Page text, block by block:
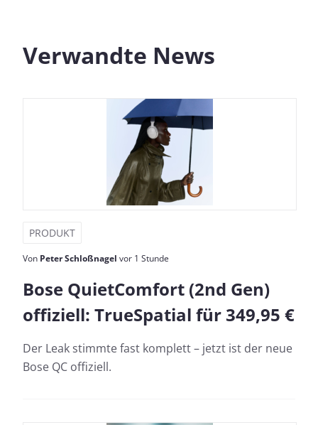
Verwandte News
PRODUKT
Von Peter Schloßnagel vor 1 Stunde
Bose QuietComfort (2nd Gen)
offiziell: TrueSpatial für 349,95 €
Der Leak stimmte fast komplett – jetzt ist der neue
Bose QC offiziell.